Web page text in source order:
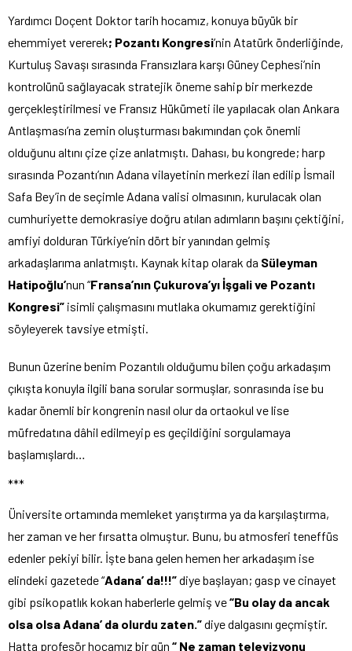
Yardımcı Doçent Doktor tarih hocamız, konuya büyük bir
ehemmiyet vererek; Pozantı Kongresi’nin Atatürk önderliğinde,
Kurtuluş Savaşı sırasında Fransızlara karşı Güney Cephesi’nin
kontrolünü sağlayacak stratejik öneme sahip bir merkezde
gerçekleştirilmesi ve Fransız Hükümeti ile yapılacak olan Ankara
Antlaşması’na zemin oluşturması bakımından çok önemli
olduğunu altını çize çize anlatmıştı. Dahası, bu kongrede; harp
sırasında Pozantı’nın Adana vilayetinin merkezi ilan edilip İsmail
Safa Bey’in de seçimle Adana valisi olmasının, kurulacak olan
cumhuriyette demokrasiye doğru atılan adımların başını çektiğini,
amfiyi dolduran Türkiye’nin dört bir yanından gelmiş
arkadaşlarıma anlatmıştı. Kaynak kitap olarak da Süleyman
Hatipoğlu’nun “Fransa’nın Çukurova’yı İşgali ve Pozantı
Kongresi” isimli çalışmasını mutlaka okumamız gerektiğini
söyleyerek tavsiye etmişti.
Bunun üzerine benim Pozantılı olduğumu bilen çoğu arkadaşım
çıkışta konuyla ilgili bana sorular sormuşlar, sonrasında ise bu
kadar önemli bir kongrenin nasıl olur da ortaokul ve lise
müfredatına dâhil edilmeyip es geçildiğini sorgulamaya
başlamışlardı…
***
Üniversite ortamında memleket yarıştırma ya da karşılaştırma,
her zaman ve her fırsatta olmuştur. Bunu, bu atmosferi teneffüs
edenler pekiyi bilir. İşte bana gelen hemen her arkadaşım ise
elindeki gazetede “Adana’ da!!!”diye başlayan; gasp ve cinayet
gibi psikopatlık kokan haberlerle gelmiş ve“Bu olay da ancak
olsa olsa Adana’ da olurdu zaten.”diye dalgasını geçmiştir.
Hatta profesör hocamız bir gün “ Ne zaman televizyonu